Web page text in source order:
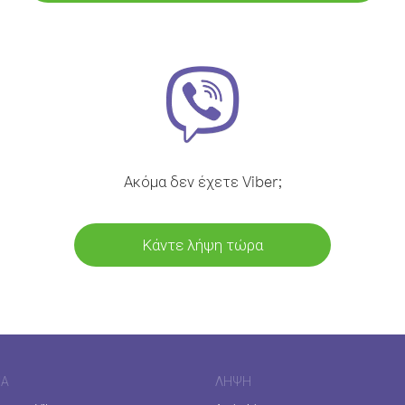
Ακόμα δεν έχετε Viber;
Κάντε λήψη τώρα
ΛΉΨΗ